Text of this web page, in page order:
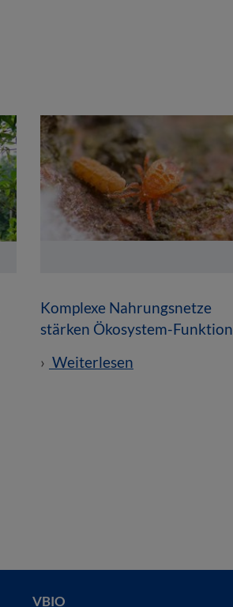
Komplexe Nahrungsnetze
stärken Ökosystem-
Weiterlesen
VBIO